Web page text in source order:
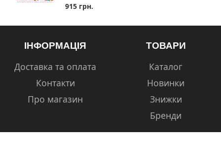
915 грн.
ІНФОРМАЦІЯ
Доставка та оплата
Контакти
Про магазин
ТОВАРИ
Каталог
Новинки
Знижки
Бренди